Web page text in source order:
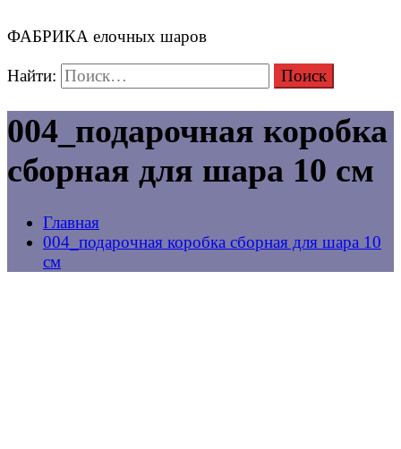
ФАБРИКА елочных шаров
Найти:
004_подарочная коробка
сборная для шара 10 см
Главная
004_подарочная коробка сборная для шара 10
см